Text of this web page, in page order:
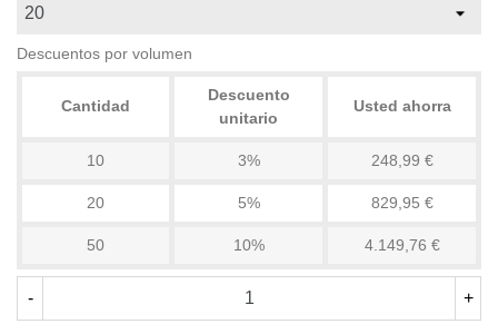
Descuentos por volumen
Cantidad
Descuento
unitario
Usted ahorra
10 3% 248,99 €
20 5% 829,95 €
50 10% 4.149,76 €
- +